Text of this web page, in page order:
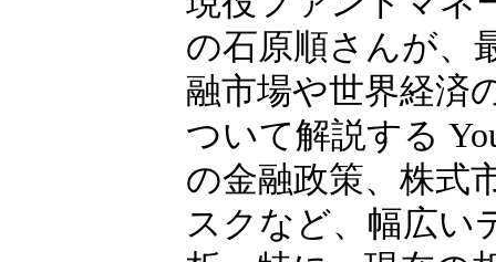
毎週火曜日は
動画配信中
現役ファンドマネ
の石原順さんが、
融市場や世界経済